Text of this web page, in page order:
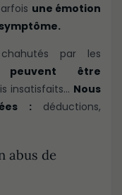
une émotion
par les
être
insatisfaits… Nous
:déductions,
abus de